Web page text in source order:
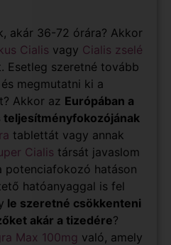
akár 36-72 órára? Akkor
Cialis vagy Cialis zselé
Esetleg szeretné tovább
megmutatni ki a
Akkor az Európában a
tablettát vagy annak
Cialis társát javaslom
potenciafokozó hatáson
hatóanyaggal is fel
le szeretné csökkenteni
akár a tizedére?
Max 100mg való, amely